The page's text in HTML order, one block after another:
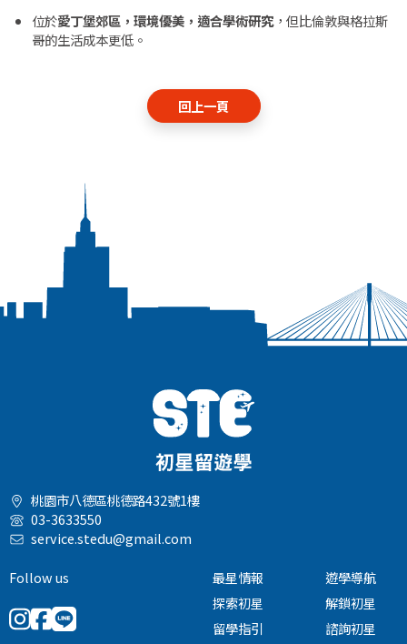
位於愛丁堡郊區，環境優美，適合學術研究，但比倫敦與格拉斯
哥的生活成本更低。
回上一頁
桃園市八德區桃德路432號1樓
03-3633550
service.stedu@gmail.com
Follow us
最星情報
探索初星
留學指引
遊學導航
解鎖初星
諮詢初星